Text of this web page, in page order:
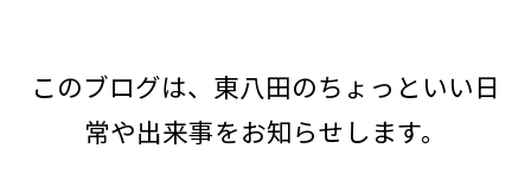
このブログは、東八田のちょっといい日
常や出来事をお知らせします。